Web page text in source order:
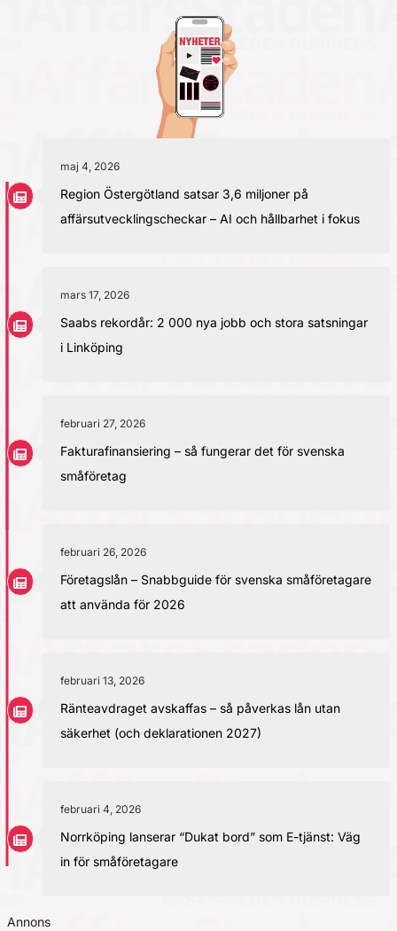
maj 4, 2026
Region Östergötland satsar 3,6 miljoner på
affärsutvecklingscheckar – AI och hållbarhet i fokus
mars 17, 2026
Saabs rekordår: 2 000 nya jobb och stora satsningar
i Linköping
februari 27, 2026
Fakturafinansiering – så fungerar det för svenska
småföretag
februari 26, 2026
Företagslån – Snabbguide för svenska småföretagare
att använda för 2026
februari 13, 2026
Ränteavdraget avskaffas – så påverkas lån utan
säkerhet (och deklarationen 2027)
februari 4, 2026
Norrköping lanserar “Dukat bord” som E-tjänst: Väg
in för småföretagare
Annons